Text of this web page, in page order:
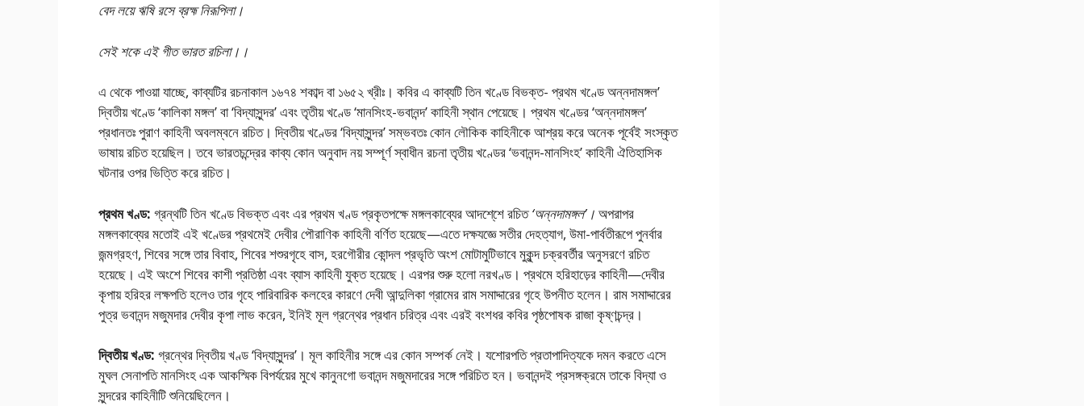
বেদ লয়ে ঋষি রসে ব্রহ্ম নিরূপিলা।
সেই শকে এই গীত ভারত রচিলা।।
এ থেকে পাওয়া যাচ্ছে, কাব্যটির রচনাকাল ১৬৭৪ শকাব্দ বা ১৬৫২ খ্রীঃ। কবির এ কাব্যটি তিন খণ্ডে বিভক্ত- প্রথম খণ্ডে অন্নদামঙ্গল’
দ্বিতীয় খণ্ডে ‘কালিকা মঙ্গল’ বা ‘বিদ্যাসুন্দর’ এবং তৃতীয় খণ্ডে ‘মানসিংহ-ভবানন্দ’ কাহিনী স্থান পেয়েছে। প্রথম খণ্ডের ‘অন্নদামঙ্গল’
প্রধানতঃ পুরাণ কাহিনী অবলম্বনে রচিত। দ্বিতীয় খণ্ডের ‘বিদ্যাসুন্দর’ সম্ভবতঃ কোন লৌকিক কাহিনীকে আশ্রয় করে অনেক পূর্বেই সংস্কৃত
ভাষায় রচিত হয়েছিল। তবে ভারতচন্দ্রের কাব্য কোন অনুবাদ নয় সম্পূর্ণ স্বাধীন রচনা তৃতীয় খণ্ডের ‘ভবানন্দ-মানসিংহ’ কাহিনী ঐতিহাসিক
ঘটনার ওপর ভিত্তি করে রচিত।
প্রথম খণ্ড: গ্রন্থটি তিন খণ্ডে বিভক্ত এবং এর প্রথম খণ্ড প্রকৃতপক্ষে মঙ্গলকাব্যের আদশে্শে রচিত‘অন্নদামঙ্গল’। অপরাপর
মঙ্গলকাব্যের মতােই এই খণ্ডের প্রথমেই দেবীর পৌরাণিক কাহিনী বর্ণিত হয়েছে—এতে দক্ষযজ্ঞে সতীর দেহত্যাগ, উমা-পার্বতীরূপে পুনর্বার
জন্মগ্রহণ, শিবের সঙ্গে তার বিবাহ, শিবের শশুরগৃহে বাস, হরগৌরীর কোন্দল প্রভৃতি অংশ মােটামুটিভাবে মুকুন্দ চক্রবর্তীর অনুসরণে রচিত
হয়েছে। এই অংশে শিবের কাশী প্রতিষ্ঠা এবং ব্যাস কাহিনী যুক্ত হয়েছে। এরপর শুরু হলাে নরখণ্ড। প্রথমে হরিহাড়ের কাহিনী—দেবীর
কৃপায় হরিহর লক্ষপতি হলেও তার গৃহে পারিবারিক কলহের কারণে দেবী আন্দুলিকা গ্রামের রাম সমাদ্দারের গৃহে উপনীত হলেন। রাম সমাদ্দারের
পুত্র ভবানন্দ মজুমদার দেবীর কৃপা লাভ করেন, ইনিই মূল গ্রন্থের প্রধান চরিত্র এবং এরই বংশধর কবির পৃষ্ঠপােষক রাজা কৃষ্ণচন্দ্র।
দ্বিতীয় খণ্ড: গ্রন্থের দ্বিতীয় খণ্ড ‘বিদ্যাসুন্দর’। মূল কাহিনীর সঙ্গে এর কোন সম্পর্ক নেই। যশােরপতি প্রতাপাদিত্যকে দমন করতে এসে
মুঘল সেনাপতি মানসিংহ এক আকস্মিক বিপর্যয়ের মুখে কানুনগাে ভবানন্দ মজুমদারের সঙ্গে পরিচিত হন। ভবানন্দই প্রসঙ্গক্রমে তাকে বিদ্যা ও
সুন্দরের কাহিনীটি শুনিয়েছিলেন।